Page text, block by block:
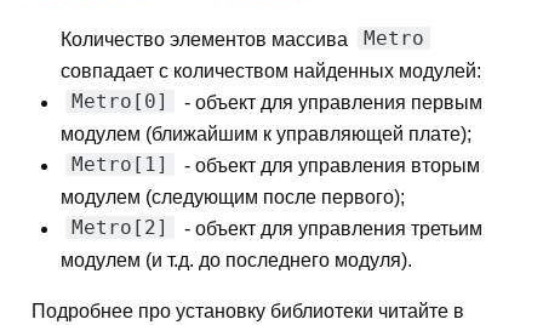
Количество элементов массива Metro
совпадает с количеством найденных модулей:
Metro[0]
- объект для управления первым
модулем (ближайшим к управляющей плате);
Metro[1]
- объект для управления вторым
модулем (следующим после первого);
Metro[2]
- объект для управления третьим
модулем (и т.д. до последнего модуля).
Подробнее про установку библиотеки читайте в